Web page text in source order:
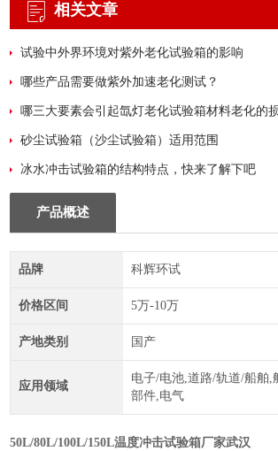
相关文章
试验中外界环境对紫外老化试验箱的影响
哪些产品需要做紫外加速老化测试？
哪三大要素会引起氙灯老化试验箱材料老化的
砂尘试验箱（沙尘试验箱）适用范围
冰水冲击试验箱的结构特点，快来了解下吧
产品概述
品牌 科辉环试
价格区间 5万-10万
产地类别 国产
应用领域
电子/电池,道路/轨道/船舶,
部件,电气
50L/80L/100L/150L温度冲击试验箱厂家武汉